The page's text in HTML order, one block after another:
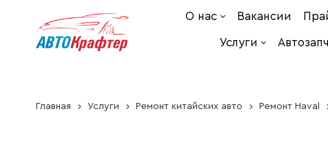
О нас Вакансии
Услуги
Главная Услуги Ремонт китайских авто Ремонт Haval